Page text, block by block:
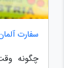
سفارت
چگونه